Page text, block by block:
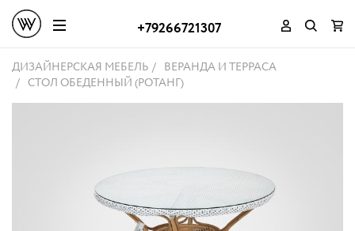
+79266721307
ДИЗАЙНЕРСКАЯ МЕБЕЛЬ
ВЕРАНДА И ТЕРРАСА
СТОЛ ОБЕДЕННЫЙ (РОТАНГ)